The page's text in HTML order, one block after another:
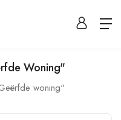
Woning"
woning"